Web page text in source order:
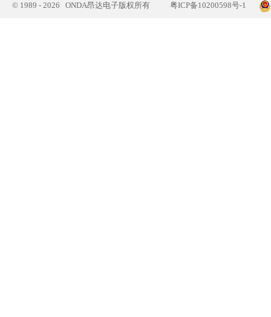
© 1989 - 2026 ONDA昂达电子版权所有 粤ICP备10200598号-1